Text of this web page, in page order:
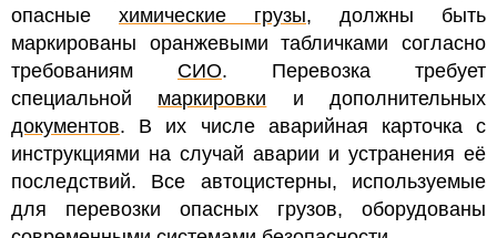
опасные химические грузы, должны быть
маркированы оранжевыми табличками согласно
требованиям СИО. Перевозка требует
специальной маркировки и дополнительных
документов. В их числе аварийная карточка с
инструкциями на случай аварии и устранения её
последствий. Все автоцистерны, используемые
для перевозки опасных грузов, оборудованы